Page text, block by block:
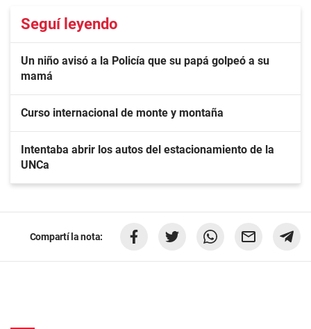
Seguí leyendo
Un niño avisó a la Policía que su papá golpeó a su
mamá
Curso internacional de monte y montaña
Intentaba abrir los autos del estacionamiento de la
UNCa
Compartí la nota: